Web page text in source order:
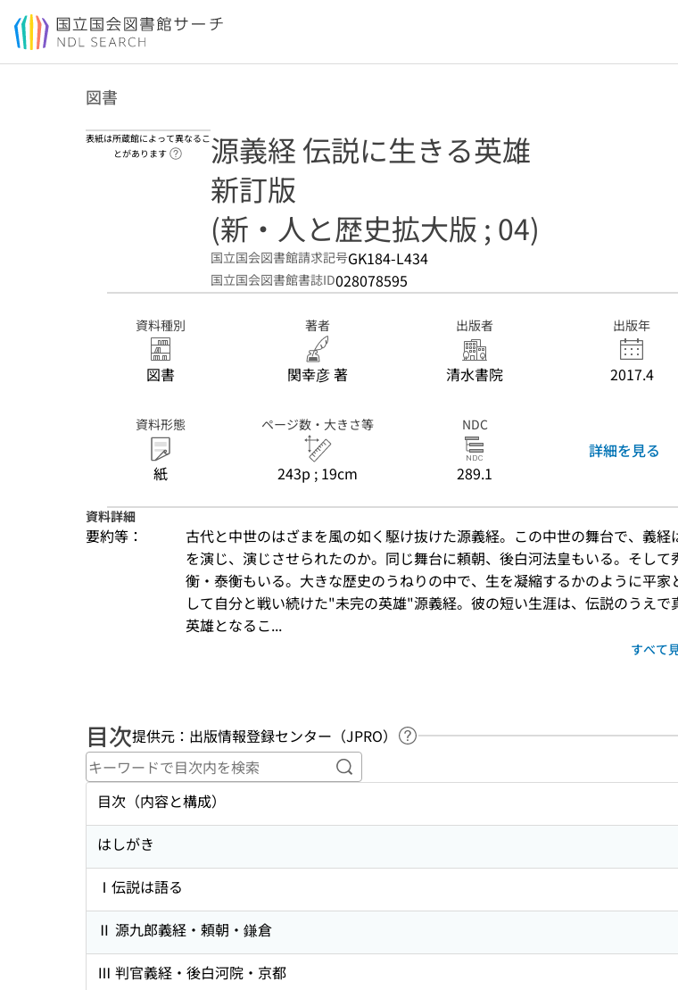
本文へ移動
図書
表紙は所蔵館によって異なるこ
とがあります
ヘルプページへのリンク
源義経 伝説に生きる英雄
新訂版
(新・人と歴史拡大版 ; 04)
国立国会図書館請求記号GK184-L434
国立国会図書館書誌ID028078595
資料種別
図書
著者
関幸彦 著
出版者
清水書院
出版年
2017.4
資料形態
紙
ページ数・大きさ等
243p ; 19cm
NDC
289.1
詳細を見る
資料詳細
要約等：
古代と中世のはざまを風の如く駆け抜けた源義経。この中世の舞台で、義経
を演じ、演じさせられたのか。同じ舞台に頼朝、後白河法皇もいる。そして
衡・泰衡もいる。大きな歴史のうねりの中で、生を凝縮するかのように平家
して自分と戦い続けた"未完の英雄"源義経。彼の短い生涯は、伝説のうえで
英雄となるこ...
すべて
目次提供元：出版情報登録センター（JPRO）
ヘルプページへのリンク
キーワードで目次内を検索
目次（内容と構成）
はしがき
Ⅰ伝説は語る
Ⅱ 源九郎義経・頼朝・鎌倉
Ⅲ 判官義経・後白河院・京都